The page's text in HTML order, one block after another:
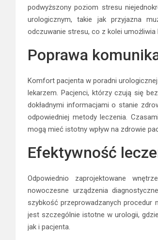
podwyższony poziom stresu
urologicznym, takie jak przyjazna
odczuwanie stresu, co z kolei
Poprawa
Komfort pacjenta w poradni
lekarzem. Pacjenci, którzy czują się
dokładnymi informacjami o stanie
odpowiedniej metody leczenia.
mogą mieć istotny wpływ na zdrowie
Efektywność
Odpowiednio zaprojektowane
nowoczesne urządzenia
szybkość przeprowadzanych procedur
jest szczególnie istotne w urologii,
jak i pacjenta.